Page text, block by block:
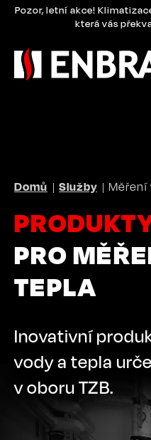
PřejítPozor, letní akce!
která vás
DROBEČKOVÁ
NAVIGACE
Domů Služby Měření
PRO
TEPLA
Inovativní
vody a tepla
v oboru TZB.